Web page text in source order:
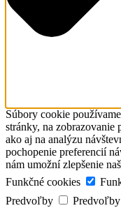
Súbory cookie
stránky, na zobrazovanie
ako aj na analýzu
pochopenie preferencií
nám umožní zlepšenie
Funkčné cookies
Predvoľby
Predvoľby